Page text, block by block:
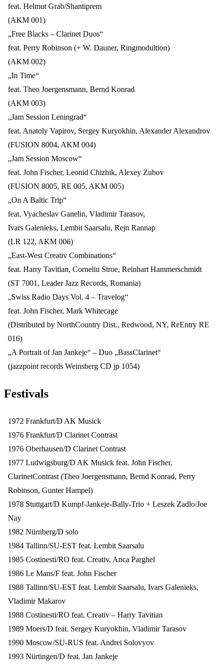
feat. Helmut Grab/Shantiprem
(AKM 001)
„Free Blacks – Clarinet Duos“
feat. Perry Robinson (+ W. Dauner, Ringmodultion)
(AKM 002)
„In Time“
feat. Theo Joergensmann, Bernd Konrad
(AKM 003)
„Jam Session Leningrad“
feat. Anatoly Vapirov, Sergey Kuryokhin, Alexander Alexandrov
(FUSION 8004, AKM 004)
„Jam Session Moscow“
feat. John Fischer, Leonid Chizhik, Alexey Zubov
(FUSION 8005, RE 005, AKM 005)
„On A Baltic Trip“
feat. Vyacheslav Ganelin, Vladimir Tarasov,
Ivars Galenieks, Lembit Saarsalu, Rejn Rannap
(LR 122, AKM 006)
„East-West Creativ Combinations“
feat. Harry Tavitian, Corneliu Stroe, Reinhart Hammerschmidt
(ST 7001, Leader Jazz Records, Romania)
„Swiss Radio Days Vol. 4 – Travelog“
feat. John Fischer, Mark Whitecage
(Distributed by NorthCountry Dist., Redwood, NY, ReEntry RE
016)
„A Portrait of Jan Jankeje“ – Duo „BassClarinet“
(jazzpoint records Weinsberg CD jp 1054)
Festivals
1972 Frankfurt/D AK Musick
1976 Frankfurt/D Clarinet Contrast
1976 Oberhausen/D Clarinet Contrast
1977 Ludwigsburg/D AK Musick feat. John Fischer,
ClarinetContrast (Theo Joergensmann, Bernd Konrad, Perry
Robinson, Gunter Hampel)
1978 Stuttgart/D Kumpf-Jankeje-Bally-Trio + Leszek Zadlo/Joe
Nay
1982 Nürnberg/D solo
1984 Tallinn/SU-EST feat. Lembit Saarsalu
1985 Costinesti/RO feat. Creativ, Anca Parghel
1986 Le Mans/F feat. John Fischer
1988 Tallinn/SU-EST feat. Lembit Saarsalu, Ivars Galenieks,
Vladimir Makarov
1988 Costinesti/RO feat. Creativ – Harry Tavitian
1989 Moers/D feat. Sergey Kuryokhin, Vladimir Tarasov
1990 Moscow/SU-RUS feat. Andrei Solovyov
1993 Nürtingen/D feat. Jan Jankeje